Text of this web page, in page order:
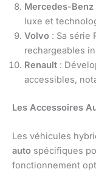
Mercedes-Benz
luxe et
Volvo : Sa série
rechargeables
Renault :
accessibles,
Les Accessoires
Les véhicules
auto spécifiques
fonctionnement